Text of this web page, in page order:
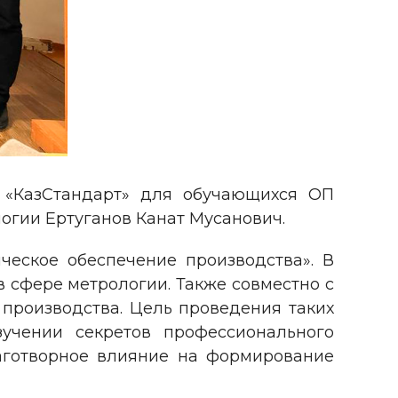
для обучающихся ОП
Ертуганов Канат Мусанович.
обеспечение производства». В
метрологии. Также совместно с
Цель проведения таких
секретов профессионального
влияние на формирование